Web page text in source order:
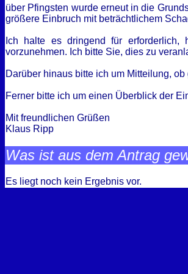
über Pfingsten wurde erneut in die
größere Einbruch mit beträchtlichem
Ich halte es dringend für erforderlich,
vorzunehmen. Ich bitte Sie, dies zu
Darüber hinaus bitte ich um Mitteilung,
Ferner bitte ich um einen Überblick der
Mit freundlichen Grüßen
Klaus Ripp
Was ist aus dem Antrag
Es liegt noch kein Ergebnis vor.